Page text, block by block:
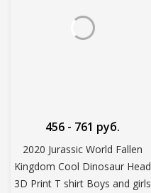
2020 Jurassic World Fallen
Kingdom Cool Dinosaur Head
3D Print T shirt Boys and girls
456 - 761 руб.